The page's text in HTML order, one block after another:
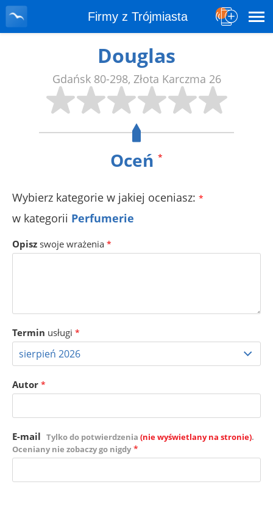
Firmy z Trójmiasta
Douglas
Gdańsk 80-298, Złota Karczma 26
Oceń *
Wybierz kategorie w jakiej oceniasz: *
w kategorii Perfumerie
Opisz swoje wrażenia *
Termin usługi *
Autor *
E-mail Tylko do potwierdzenia (nie wyświetlany na stronie).
Oceniany nie zobaczy go nigdy *